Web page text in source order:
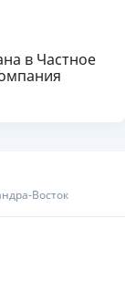
в Частное
Восток